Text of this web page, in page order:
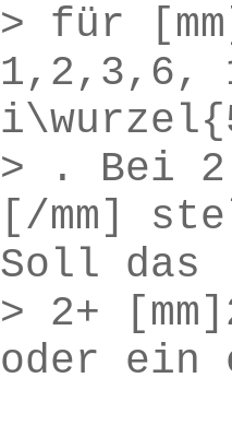
> für
1,2,3,6,
> . Bei
[/mm]
Soll das
> 2+
oder ein